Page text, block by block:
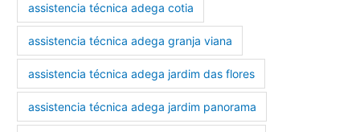
assistencia técnica adega cotia
assistencia técnica adega granja viana
assistencia técnica adega jardim das flores
assistencia técnica adega jardim panorama